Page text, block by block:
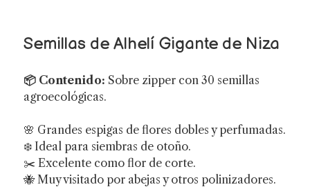
Semillas de Alhelí Gigante de Niza
📦 Contenido: Sobre zipper con 30 semillas
agroecológicas.
🌸 Grandes espigas de flores dobles y perfumadas.
❄️ Ideal para siembras de otoño.
✂️ Excelente como flor de corte.
🐝 Muy visitado por abejas y otros polinizadores.